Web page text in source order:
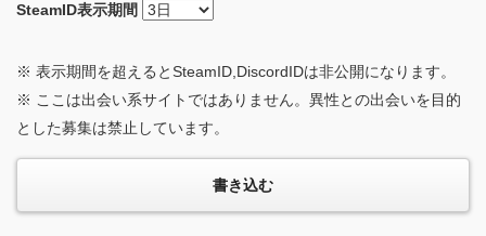
SteamID表示期間
※ 表示期間を超えるとSteamID,DiscordIDは非公開になります。
※ ここは出会い系サイトではありません。異性との出会いを目的
とした募集は禁止しています。